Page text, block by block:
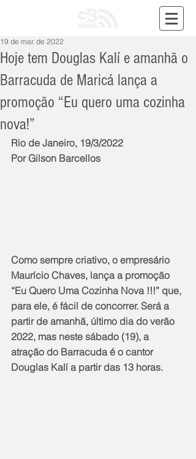
Hoje tem Douglas Kalí e amanhã o
Barracuda de Maricá lança a
promoção “Eu quero uma cozinha
nova!”
19 de mar. de 2022
Rio de Janeiro, 19/3/2022
Por Gilson Barcellos
Como sempre criativo, o empresário
Maurício Chaves, lança a promoção
“Eu Quero Uma Cozinha Nova !!!” que,
para ele, é fácil de concorrer. Será a
partir de amanhã, último dia do verão
2022, mas neste sábado (19), a
atração do Barracuda é o cantor
Douglas Kalí a partir das 13 horas.